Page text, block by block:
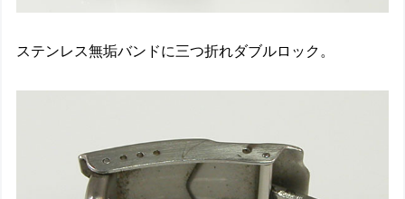
ステンレス無垢バンドに三つ折れダブルロック。